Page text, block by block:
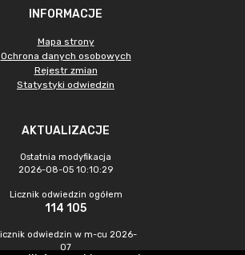
INFORMACJE
Mapa strony
Ochrona danych osobowych
Rejestr zmian
Statystyki odwiedzin
AKTUALIZACJE
Ostatnia modyfikacja
2026-08-05 10:10:29
Licznik odwiedzin ogółem
114 105
odwiedzin w m-cu 2026-
07